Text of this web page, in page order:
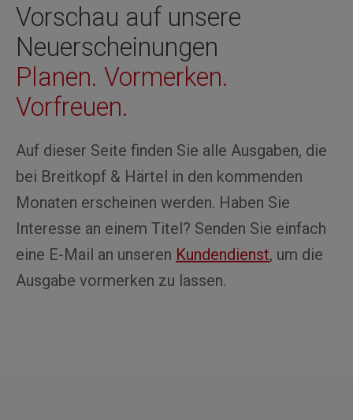
Vorschau auf unsere
Neuerscheinungen
Planen. Vormerken.
Vorfreuen.
Auf dieser Seite finden Sie alle Ausgaben, die
bei Breitkopf & Härtel in den kommenden
Monaten erscheinen werden. Haben Sie
Interesse an einem Titel? Senden Sie einfach
eine E-Mail an unseren Kundendienst, um die
Ausgabe vormerken zu lassen.